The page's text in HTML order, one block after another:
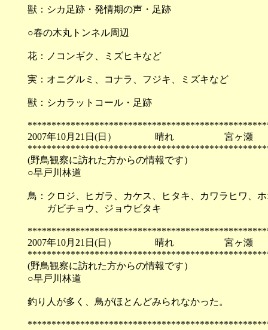
獣：シカ足跡・発情期の声・足跡
○春の木丸トンネル周辺
花：ノコンギク、ミズヒキなど
実：オニグルミ、コナラ、フジキ、ミズキなど
獣：シカラットコール・足跡
2007年10月21日(日） 晴れ 宮ヶ瀬
(野鳥観察に訪れた方からの情報です）
○早戸川林道
鳥：クロジ、ヒガラ、カケス、ヒタキ、カワラヒワ、
ガビチョウ、ジョウビタキ
2007年10月21日(日） 晴れ 宮ヶ瀬
(野鳥観察に訪れた方からの情報です）
○早戸川林道
釣り人が多く、鳥がほとんどみられなかった。